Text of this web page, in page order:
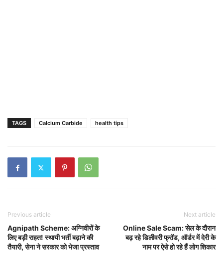
TAGS Calcium Carbide health tips
Previous article
Agnipath Scheme: अग्निवीरों के
लिए बड़ी राहत! स्थायी भर्ती बढ़ाने की
तैयारी, सेना ने सरकार को भेजा प्रस्ताव
Next article
Online Sale Scam: सेल के दौरान
बढ़ रहे डिलीवरी फ्रॉड, ऑर्डर में देरी के
नाम पर ऐसे हो रहे हैं लोग शिकार